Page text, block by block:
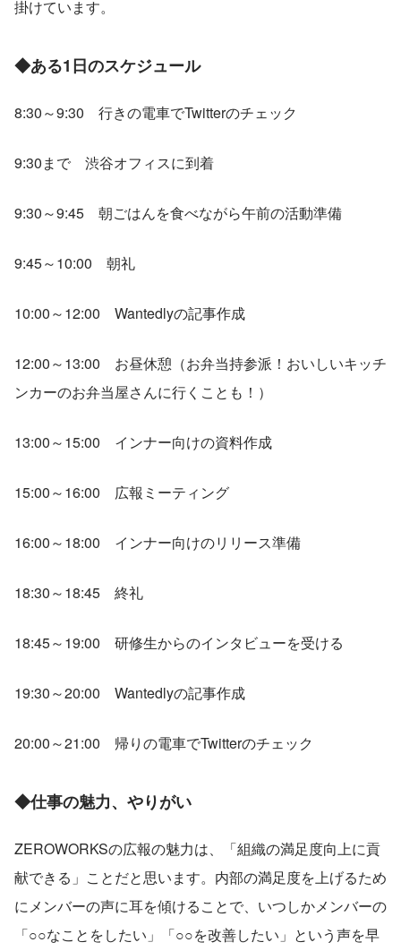
掛けています。
◆ある1日のスケジュール
8:30～9:30　行きの電車でTwitterのチェック
9:30まで　渋谷オフィスに到着
9:30～9:45　朝ごはんを食べながら午前の活動準備
9:45～10:00　朝礼
10:00～12:00　Wantedlyの記事作成
12:00～13:00　お昼休憩（お弁当持参派！おいしいキッチ
ンカーのお弁当屋さんに行くことも！）
13:00～15:00　インナー向けの資料作成
15:00～16:00　広報ミーティング
16:00～18:00　インナー向けのリリース準備
18:30～18:45　終礼
18:45～19:00　研修生からのインタビューを受ける
19:30～20:00　Wantedlyの記事作成
20:00～21:00　帰りの電車でTwitterのチェック
◆仕事の魅力、やりがい
ZEROWORKSの広報の魅力は、「組織の満足度向上に貢
献できる」ことだと思います。内部の満足度を上げるため
にメンバーの声に耳を傾けることで、いつしかメンバーの
「○○なことをしたい」「○○を改善したい」という声を早